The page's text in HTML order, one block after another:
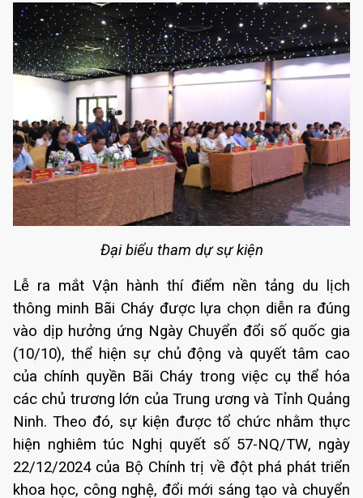
Đại biểu tham dự sự kiện
Lễ ra mắt Vận hành thí điểm nền tảng du lịch
thông minh Bãi Cháy được lựa chọn diễn ra đúng
vào dịp hưởng ứng Ngày Chuyển đổi số quốc gia
(10/10), thể hiện sự chủ động và quyết tâm cao
của chính quyền Bãi Cháy trong việc cụ thể hóa
các chủ trương lớn của Trung ương và Tỉnh Quảng
Ninh. Theo đó, sự kiện được tổ chức nhằm thực
hiện nghiêm túc Nghị quyết số 57-NQ/TW, ngày
22/12/2024 của Bộ Chính trị về đột phá phát triển
khoa học, công nghệ, đổi mới sáng tạo và chuyển